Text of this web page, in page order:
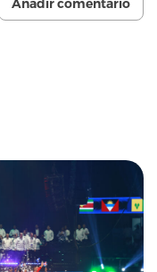
Añadir comentario